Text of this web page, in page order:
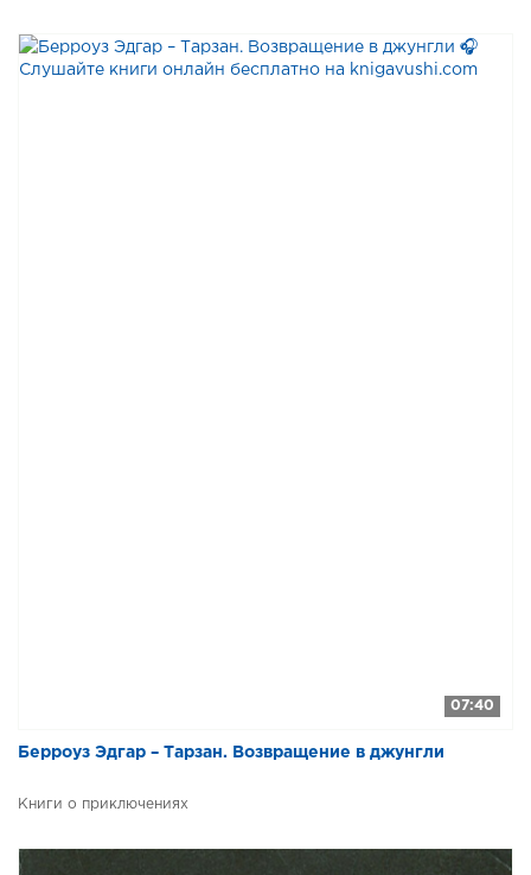
07:40
Берроуз Эдгар – Тарзан. Возвращение в джунгли
Книги о приключениях